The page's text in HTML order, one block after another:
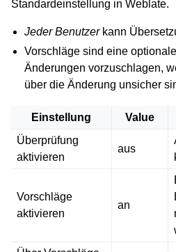
Standardeinstellung in Weblate.
Jeder Benutzerkann
Vorschläge sind eine
Änderungen vorzuschlagen,
über die Änderung unsicher
Einstellung Value
Überprüfung
aktivieren
aus
Vorschläge
aktivieren
an